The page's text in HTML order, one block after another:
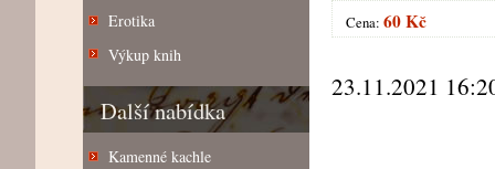
Erotika
Výkup knih
Další nabídka
Kamenné kachle
Cena:60 Kč
23.11.2021